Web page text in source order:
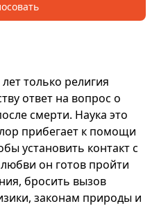
только религия
ответ на вопрос о
смерти. Наука это
прибегает к помощи
установить контакт с
он готов пройти
бросить вызов
законам природы и